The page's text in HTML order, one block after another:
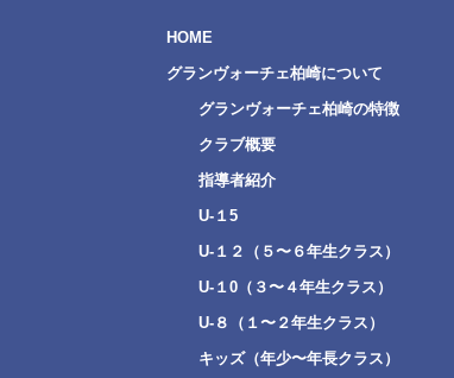
HOME
グランヴォーチェ柏崎について
グランヴォーチェ柏崎の特徴
クラブ概要
指導者紹介
U-１5
U-１２（５〜６年生クラス）
U-１0（３〜４年生クラス）
U-８（１〜２年生クラス）
キッズ（年少〜年長クラス）